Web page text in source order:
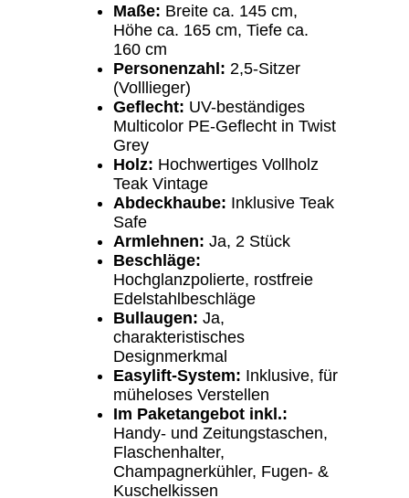
Maße: Breite ca. 145 cm,
Höhe ca. 165 cm, Tiefe ca.
160 cm
Personenzahl: 2,5-Sitzer
(Volllieger)
Geflecht: UV-beständiges
Multicolor PE-Geflecht in Twist
Grey
Holz: Hochwertiges Vollholz
Teak Vintage
Abdeckhaube: Inklusive Teak
Safe
Armlehnen: Ja, 2 Stück
Beschläge:
Hochglanzpolierte, rostfreie
Edelstahlbeschläge
Bullaugen: Ja,
charakteristisches
Designmerkmal
Easylift-System: Inklusive, für
müheloses Verstellen
Im Paketangebot inkl.:
Handy- und Zeitungstaschen,
Flaschenhalter,
Champagnerkühler, Fugen- &
Kuschelkissen